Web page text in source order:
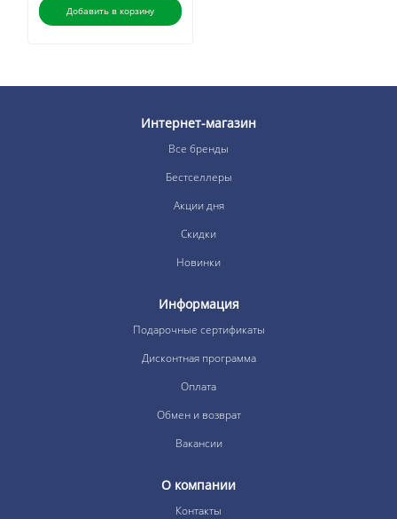
Добавить в корзину
Интернет-магазин
Все бренды
Бестселлеры
Акции дня
Скидки
Новинки
Информация
Подарочные сертификаты
Дисконтная программа
Оплата
Обмен и возврат
Вакансии
О компании
Контакты